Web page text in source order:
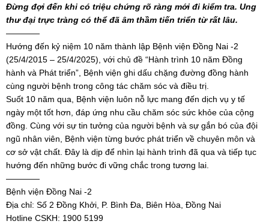
Đừng đợi đến khi có triệu chứng rõ ràng mới đi kiểm tra. Ung
thư đại trực tràng có thể đã âm thầm tiến triển từ rất lâu.
————
Hướng đến kỷ niệm 10 năm thành lập Bệnh viện Đồng Nai -2
(25/4/2015 – 25/4/2025), với chủ đề “Hành trình 10 năm Đồng
hành và Phát triển”, Bệnh viện ghi dấu chặng đường đồng hành
cùng người bệnh trong công tác chăm sóc và điều trị.
Suốt 10 năm qua, Bệnh viện luôn nỗ lực mang đến dịch vụ y tế
ngày một tốt hơn, đáp ứng nhu cầu chăm sóc sức khỏe của cộng
đồng. Cùng với sự tin tưởng của người bệnh và sự gắn bó của đội
ngũ nhân viên, Bệnh viện từng bước phát triển về chuyên môn và
cơ sở vật chất. Đây là dịp để nhìn lại hành trình đã qua và tiếp tục
hướng đến những bước đi vững chắc trong tương lai.
————
Bệnh viện Đồng Nai -2
Địa chỉ: Số 2 Đồng Khởi, P. Bình Đa, Biên Hòa, Đồng Nai
Hotline CSKH: 1900 5199